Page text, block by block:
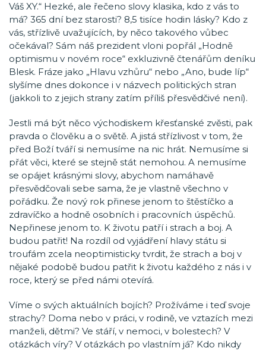
Váš XY.“ Hezké, ale řečeno slovy klasika, kdo z vás to
má? 365 dní bez starosti? 8,5 tisíce hodin lásky? Kdo z
vás, střízlivě uvažujících, by něco takového vůbec
očekával? Sám náš prezident vloni popřál „Hodně
optimismu v novém roce“ exkluzivně čtenářům deníku
Blesk. Fráze jako „Hlavu vzhůru“ nebo „Ano, bude líp“
slyšíme dnes dokonce i v názvech politických stran
(jakkoli to z jejich strany zatím příliš přesvědčivé není).
Jestli má být něco východiskem křesťanské zvěsti, pak
pravda o člověku a o světě. A jistá střízlivost v tom, že
před Boží tváří si nemusíme na nic hrát. Nemusíme si
přát věci, které se stejně stát nemohou. A nemusíme
se opájet krásnými slovy, abychom namáhavě
přesvědčovali sebe sama, že je vlastně všechno v
pořádku. Že nový rok přinese jenom to štěstíčko a
zdravíčko a hodně osobních i pracovních úspěchů.
Nepřinese jenom to. K životu patří i strach a boj. A
budou patřit! Na rozdíl od vyjádření hlavy státu si
troufám zcela neoptimisticky tvrdit, že strach a boj v
nějaké podobě budou patřit k životu každého z nás i v
roce, který se před námi otevírá.
Víme o svých aktuálních bojích? Prožíváme i teď svoje
strachy? Doma nebo v práci, v rodině, ve vztazích mezi
manželi, dětmi? Ve stáří, v nemoci, v bolestech? V
otázkách víry? V otázkách po vlastním já? Kdo nikdy